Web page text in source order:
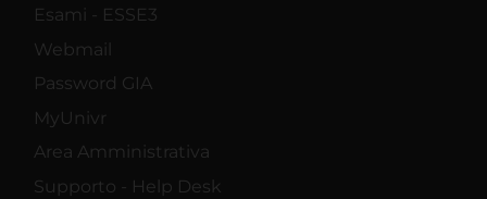
Esami - ESSE3
Webmail
Password GIA
MyUnivr
Area Amministrativa
Supporto - Help Desk